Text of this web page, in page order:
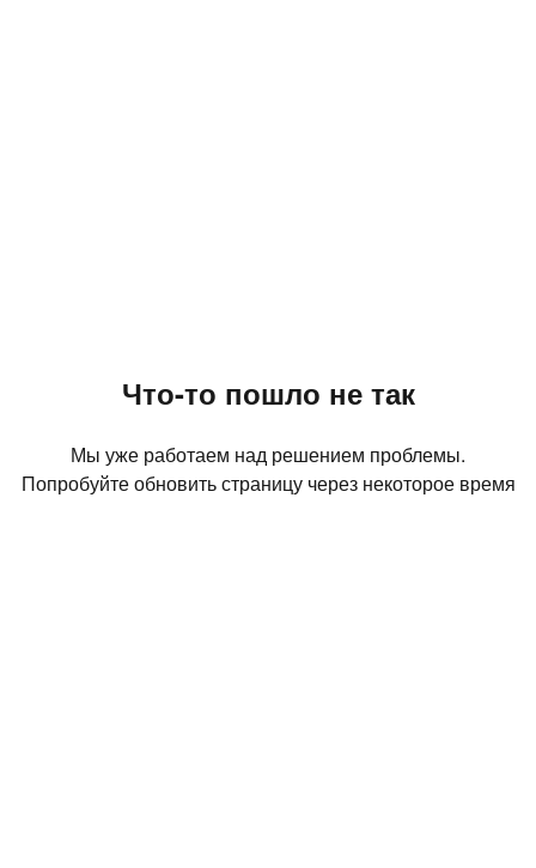
Что-то пошло не так
Мы уже работаем над решением проблемы.
Попробуйте обновить страницу через некоторое время